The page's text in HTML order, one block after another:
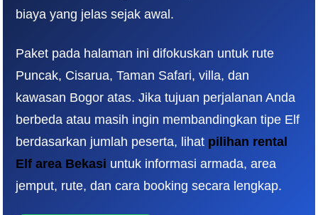
biaya yang jelas sejak awal.
Paket pada halaman ini difokuskan untuk rute
Puncak, Cisarua, Taman Safari, villa, dan
kawasan Bogor atas. Jika tujuan perjalanan Anda
berbeda atau masih ingin membandingkan tipe Elf
berdasarkan jumlah peserta, lihat pilihan rental
Elf area Bekasi untuk informasi armada, area
jemput, rute, dan cara booking secara lengkap.